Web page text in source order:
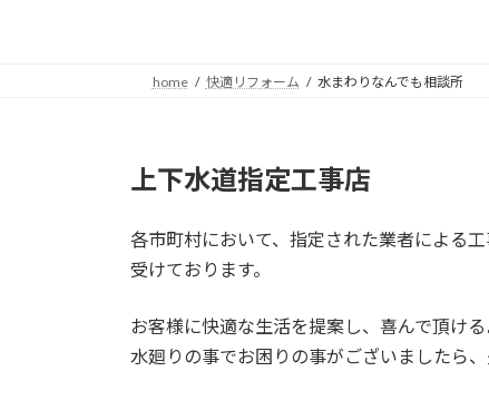
home 快適リフォーム 水まわりなんでも相談所
上下水道指定工事店
各市町村において、指定された業者による
受けております。
お客様に快適な生活を提案し、喜んで頂け
水廻りの事でお困りの事がございましたら